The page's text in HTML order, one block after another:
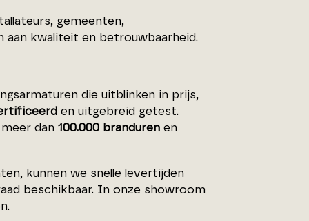
gemeenten,
aan kwaliteit en betrouwbaarheid.
die uitblinken in prijs,
en uitgebreid getest.
dan 100.000 branduren en
kunnen we snelle levertijden
beschikbaar. In onze showroom